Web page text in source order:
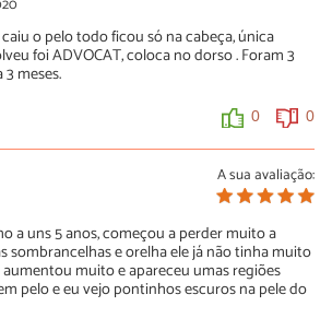
o pelo todo ficou só na cabeça, única
foi ADVOCAT, coloca no dorso . Foram 3
meses.
0 0
A sua avaliação:
a uns 5 anos, começou a perder muito a
sombrancelhas e orelha ele já não tinha muito
muito e apareceu umas regiões
pelo e eu vejo pontinhos escuros na pele do